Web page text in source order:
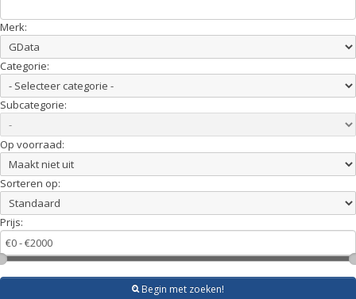
Merk:
Categorie:
Subcategorie:
Op voorraad:
Sorteren op:
Prijs:
Begin met zoeken!